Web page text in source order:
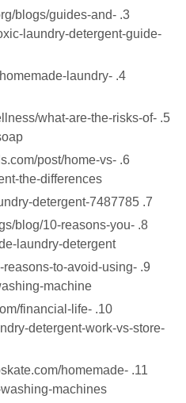
blogs/guides-and-
laundry-detergent-guide-
homemade-laundry-
what-are-the-risks-of-
post/home-vs-
the-differences
7. https://www.bhg.com/diy-laundry-detergent-7487785
blog/10-reasons-you-
laundry-detergent
reasons-to-avoid-using-
machine/
financial-life-
detergent-work-vs-store-
homemade-
machines/